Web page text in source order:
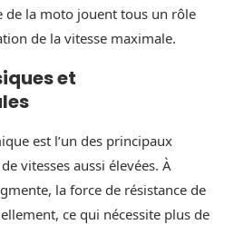
la moto jouent tous un rôle
de la vitesse maximale.
et
est l’un des principaux
vitesses aussi élevées. À
la force de résistance de
ce qui nécessite plus de